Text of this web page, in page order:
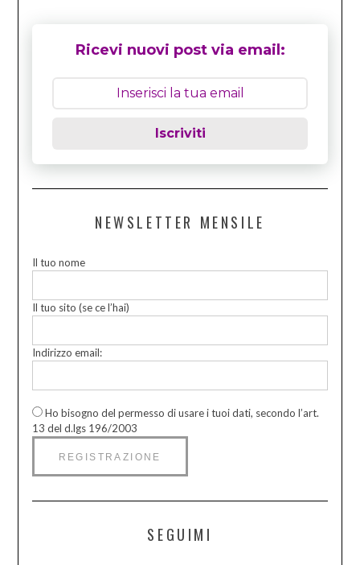
Ricevi nuovi post via email:
Iscriviti
NEWSLETTER MENSILE
Il tuo nome
Il tuo sito (se ce l’hai)
Indirizzo email:
Ho bisogno del permesso di usare i tuoi dati, secondo l’art.
13 del d.lgs 196/2003
SEGUIMI